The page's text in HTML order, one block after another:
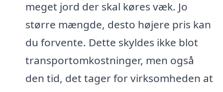
meget jord der skal køres væk. Jo
større mængde, desto højere pris kan
du forvente. Dette skyldes ikke blot
transportomkostninger, men også
den tid, det tager for virksomheden at